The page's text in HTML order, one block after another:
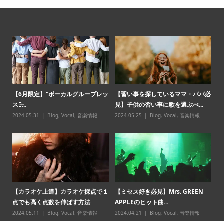
【6月限定】”ボーカルグループレッ
スン̶...
2024.05.31 Blog, Vocal, 音楽情報
【習い事を探しているママ・パパ必
見】子供の習い事に歌を選ぶべ...
2024.05.25 Blog, Vocal, 音楽情報
【カラオケ上達】カラオケ採点で１
点でも高く点数を伸ばす方法
2024.05.11 Blog, Vocal, 音楽情報
【ミセス好き必見】Mrs. GREEN
APPLEのヒット曲...
2024.04.21 Blog, Vocal, 音楽情報